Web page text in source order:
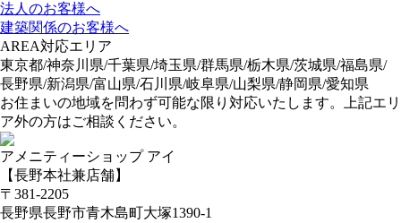
法人のお客様へ
建築関係のお客様へ
AREA対応エリア
東京都/神奈川県/千葉県/埼玉県/群馬県/栃木県/茨城県/福島県/
長野県/新潟県/富山県/石川県/岐阜県/山梨県/静岡県/愛知県
お住まいの地域を問わず可能な限り対応いたします。上記エリ
ア外の方はご相談ください。
アメニティーショップ アイ
【長野本社兼店舗】
〒381-2205
長野県長野市青木島町大塚1390-1